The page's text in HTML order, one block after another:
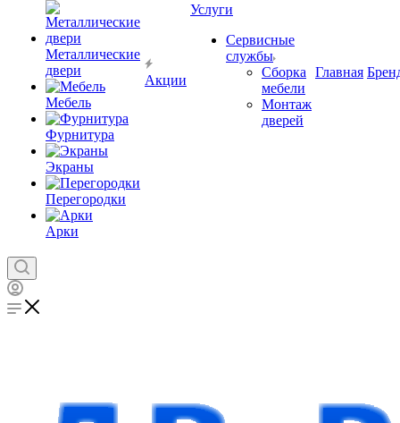
Металлические
двери
Мебель
Фурнитура
Экраны
Перегородки
Арки
Акции
Услуги
Сервисные
службы
Сборка
мебели
Монтаж
дверей
Главная